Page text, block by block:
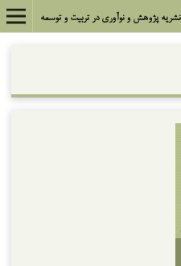
نشریه پژوهش و نوآوری در تربیت و توسعه